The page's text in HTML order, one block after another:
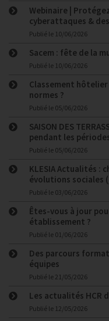
Webinaire |
cyberattaques &
Publié le 10/06/2026
Sacem : fête de la
Publié le 10/06/2026
Classement
normes ?
Publié le 05/06/2026
SAISON DES
pendant les
Publié le 05/06/2026
KLESIA Actualités :
évolutions sociales
Publié le 03/06/2026
Êtes-vous à jour
établissement ?
Publié le 01/06/2026
Des parcours
équipes
Publié le 21/05/2026
Les actualités HCR
Publié le 12/05/2026